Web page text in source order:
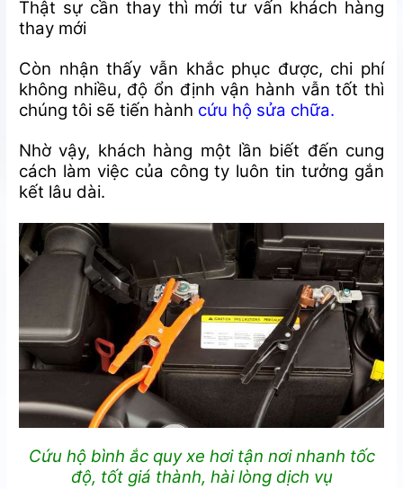
Thật sự cần thay thì mới tư vấn khách hàng
thay mới
Còn nhận thấy vẫn khắc phục được, chi phí
không nhiều, độ ổn định vận hành vẫn tốt thì
chúng tôi sẽ tiến hành cứu hộ sửa chữa.
Nhờ vậy, khách hàng một lần biết đến cung
cách làm việc của công ty luôn tin tưởng gắn
kết lâu dài.
Cứu hộ bình ắc quy xe hơi tận nơi nhanh tốc
độ, tốt giá thành, hài lòng dịch vụ